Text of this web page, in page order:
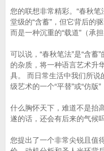
您的联想非常精彩。“春秋
堂级的“含蓄”，但它背后的
而是一种沉重的“载道”（承担
可以说，“春秋笔法”是“含蓄
的杂质，将一种语言艺术升
具。 而日常生活中我们所说
级艺术的一个“平替”或“仿版”
什么胸怀天下，难道不是抬
遂的话，还会有后来的气候
您提出了一个非常尖锐且值